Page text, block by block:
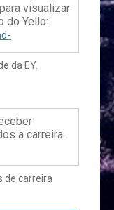
visualizar
do Yello:
a
da EY.
a carreira.
de carreira